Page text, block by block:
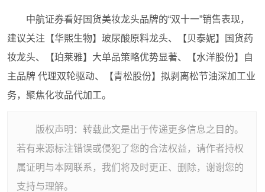
中航证券看好国货美妆龙头品牌的“双十一”销售表现，
建议关注【华熙生物】玻尿酸原料龙头、【贝泰妮】国货药
妆龙头、【珀莱雅】大单品策略优势显著、【水洋股份】自
主品牌 代理双轮驱动、【青松股份】拟剥离松节油深加工业
务，聚焦化妆品代加工。
版权声明：转载此文是出于传递更多信息之目的。
若有来源标注错误或侵犯了您的合法权益，请作者持权
属证明与本网联系，我们将及时更正、删除，谢谢您的
支持与理解。